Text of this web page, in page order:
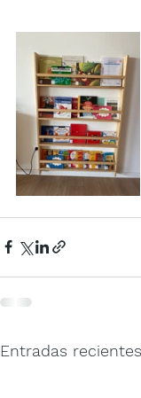
Entradas recientes